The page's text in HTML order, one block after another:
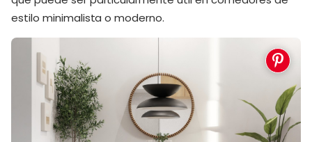
estilo minimalista o moderno.